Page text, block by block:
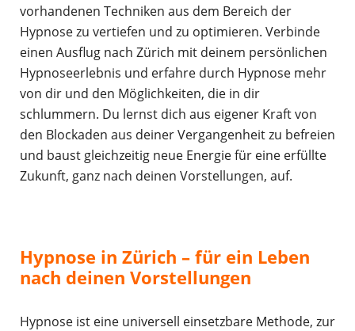
vorhandenen Techniken aus dem Bereich der
Hypnose zu vertiefen und zu optimieren. Verbinde
einen Ausflug nach Zürich mit deinem persönlichen
Hypnoseerlebnis und erfahre durch Hypnose mehr
von dir und den Möglichkeiten, die in dir
schlummern. Du lernst dich aus eigener Kraft von
den Blockaden aus deiner Vergangenheit zu befreien
und baust gleichzeitig neue Energie für eine erfüllte
Zukunft, ganz nach deinen Vorstellungen, auf.
Hypnose in Zürich – für ein Leben
nach deinen Vorstellungen
Hypnose ist eine universell einsetzbare Methode, zur